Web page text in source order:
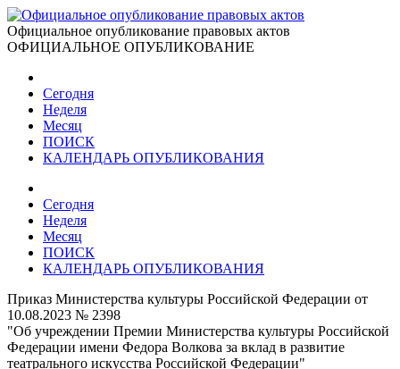
Официальное опубликование правовых актов
ОФИЦИАЛЬНОЕ ОПУБЛИКОВАНИЕ
Сегодня
Неделя
Месяц
ПОИСК
КАЛЕНДАРЬ ОПУБЛИКОВАНИЯ
Сегодня
Неделя
Месяц
ПОИСК
КАЛЕНДАРЬ ОПУБЛИКОВАНИЯ
Приказ Министерства культуры Российской Федерации от
10.08.2023 № 2398
"Об учреждении Премии Министерства культуры Российской
Федерации имени Федора Волкова за вклад в развитие
театрального искусства Российской Федерации"